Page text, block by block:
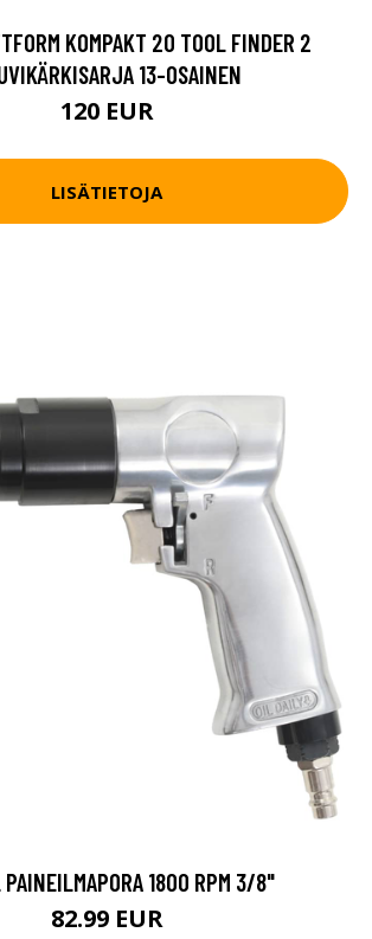
KOMPAKT 20 TOOL FINDER 2
13-OSAINEN
120 EUR
LISÄTIETOJA
1800 RPM 3/8"
82.99 EUR